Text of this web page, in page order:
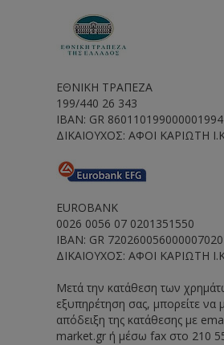
ΕΘΝΙΚΗ ΤΡΑΠΕΖΑ
199/440 26 343
IBAN: GR
ΔΙΚΑΙΟΥΧΟΣ: ΑΦΟΙ ΚΑΡΙΩΤΗ
EUROBANK
0026 0056 07 0201351550
IBAN: GR
ΔΙΚΑΙΟΥΧΟΣ: ΑΦΟΙ ΚΑΡΙΩΤΗ
Μετά την κατάθεση των
εξυπηρέτηση σας, μπορείτε να
απόδειξη της κατάθεσης με
market.gr ή μέσω fax στο 210